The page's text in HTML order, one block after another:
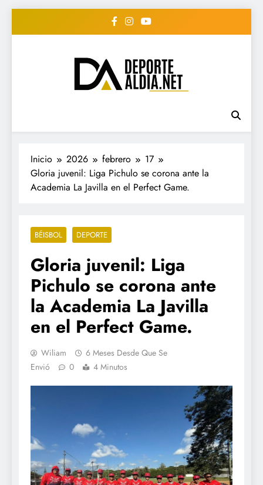
• DEPORTE AL DIA •
"Periodico Deportivo
Digital"
#deportealdiard #deportealdiaperiodico
Inicio 2026 febrero
17
Gloria juvenil: Liga Pichulo se corona ante la
Academia La Javilla en el Perfect Game.
BÉISBOL DEPORTE
Gloria juvenil: Liga
Pichulo se corona ante
la Academia La Javilla
en el Perfect Game.
Wiliam
6 Meses Desde Que Se
Envió
0 4 Minutos